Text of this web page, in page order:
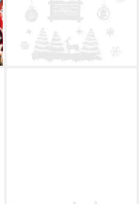
für Glas, Fliesen oder Spiegel
15,90 €
lieferbar - in 7-9 Werktagen bei dir